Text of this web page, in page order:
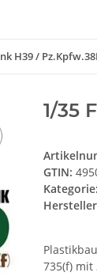
H39 /
1/35
GTIN:
Kategorie:
735(f) mit